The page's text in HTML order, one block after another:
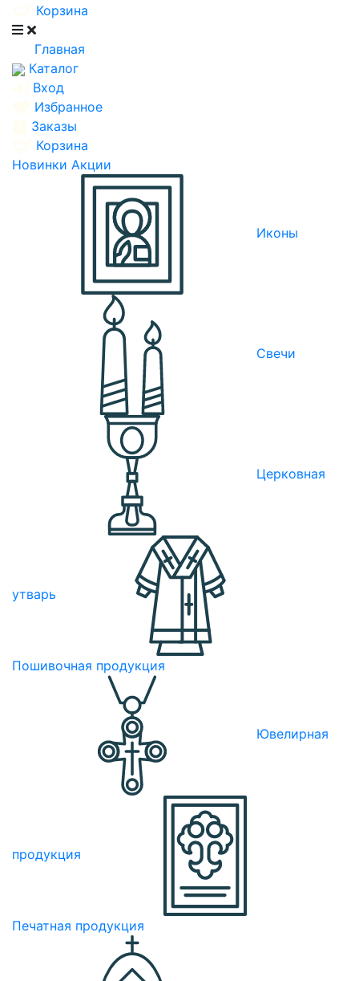
Корзина
Главная
Каталог
Вход
Избранное
Заказы
Корзина
Новинки Акции
Иконы
Свечи
Церковная
утварь
Пошивочная продукция
Ювелирная
продукция
Печатная продукция